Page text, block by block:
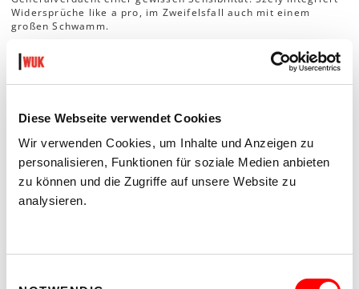
Diese Webseite verwendet Cookies
Wir verwenden Cookies, um Inhalte und Anzeigen zu
personalisieren, Funktionen für soziale Medien anbieten
zu können und die Zugriffe auf unsere Website zu
analysieren.
Widersprüche like a pro, im Zweifelsfall auch mit einem
großen Schwamm.
Das unfertige Manifest der
internationalen Partei der
Sensiblen
Kinderschwimmbecken und spritz blöd mit ihr herum. Wenn
erstmal wirken, reagiere nicht sofort!
2. Hinterfrage regelmäßig die Schlüssigkeit „deiner Kultur“.
Hinterfrage die Hinterfragung und versuche nichts zu
rechtfertigen – lass es einfach wirken.